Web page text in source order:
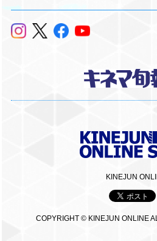
KINEJUN
COPYRIGHT © KINEJUN ONLINE